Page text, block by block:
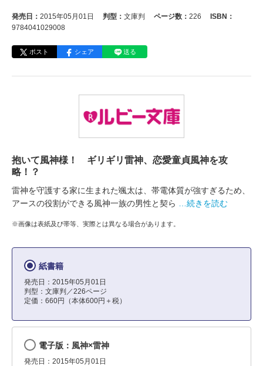
発売日： 2015年05月01日 判型： 文庫判 ページ数： 226
ISBN：
9784041029008
ポスト シェア 送る
抱いて風神様！ ギリギリ雷神、恋愛童貞風神を攻
略！？
雷神を守護する家に生まれた颯太は、帯電体質が強すぎるため、
アースの役割ができる風神一族の男性と契ら
…続きを読む
※画像は表紙及び帯等、実際とは異なる場合があります。
紙書籍
発売日：2015年05月01日
判型：文庫判／226ページ
定価：660円（本体600円＋税）
電子版：風神×雷神
発売日：2015年05月01日